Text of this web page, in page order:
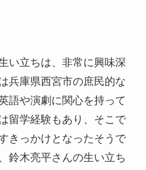
い立ちは、非常に興味深
兵庫県西宮市の庶民的な
語や演劇に関心を持って
留学経験もあり、そこで
きっかけとなったそうで
鈴木亮平さんの生い立ち